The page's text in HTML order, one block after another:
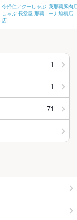
今帰仁アグーしゃぶ
しゃぶ 長堂屋 那覇
店
我那覇豚肉
ーナ旭橋店
1
1
71